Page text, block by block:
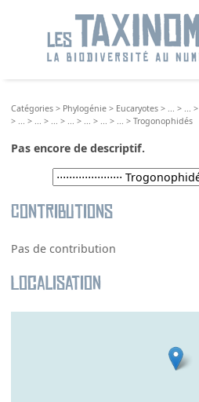
Catégories > Phylogénie > Eucaryotes > > >
>
> > > > > > >Trogonophidés
Pas encore de descriptif.
Contributions
Pas de contribution
Localisation